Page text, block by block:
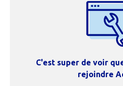
C'est super de voir
rejoindre